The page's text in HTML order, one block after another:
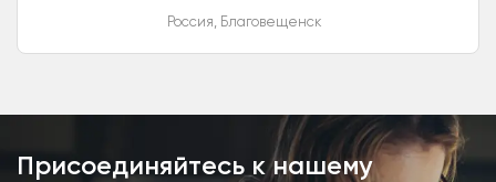
Россия, Благовещенск
Присоединяйтесь к нашему